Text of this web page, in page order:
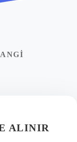
ALINIR